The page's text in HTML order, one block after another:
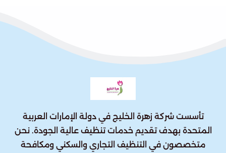
تأسست شركة زهرة الخليج في دولة الإمارات العربية
المتحدة بهدف تقديم خدمات تنظيف عالية الجودة. نحن
متخصصون في التنظيف التجاري والسكني ومكافحة